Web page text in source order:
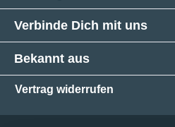
Verbinde Dich mit uns
Bekannt aus
Vertrag widerrufen